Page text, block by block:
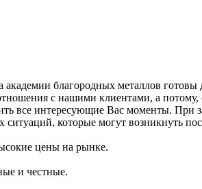
академии благородных металлов
с нашими клиентами, а
все интересующие Вас моменты. При
ситуаций, которые могут возникнуть
цены на рынке.
и честные.